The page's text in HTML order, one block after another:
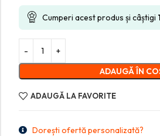
Cumperi acest produs și câștigi 1
ADAUGĂ ÎN
ADAUGĂ LA FAVORITE
Dorești ofertă personalizată?